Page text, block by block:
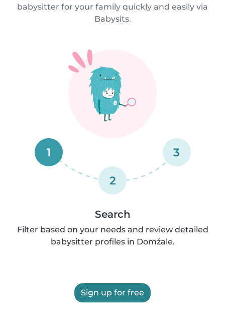
babysitter for your family quickly and easily via
Babysits.
1
2
3
Search
Filter based on your needs and review detailed
babysitter profiles in Domžale.
Sign up for free